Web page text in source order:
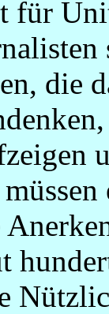
für
die